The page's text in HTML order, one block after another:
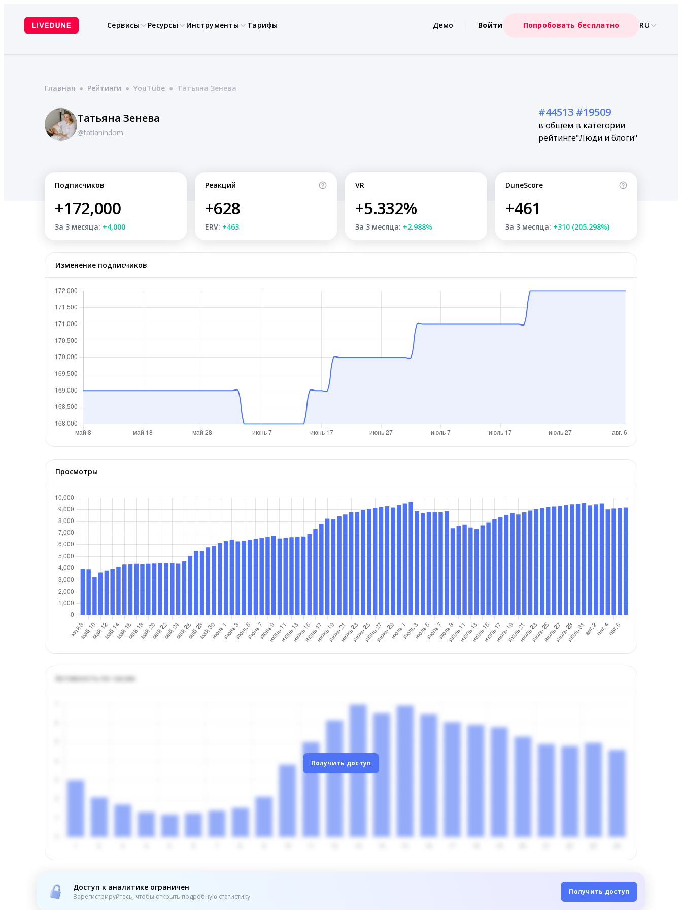
содержимому
Сервисы Ресурсы Инструменты Тарифы Демо Войти Попробовать бесплатно RU
Главная ● Рейтинги ● YouTube ● Татьяна Зенева
Татьяна Зенева
@tatianindom
#44513
в общем
рейтинге
#19509
в категории
"Люди и блоги"
Подписчиков
+172,000
За 3 месяца: +4,000
Реакций
+628
ERV: +463
VR
+5.332%
За 3 месяца: +2.988%
DuneScore
+461
За 3 месяца: +310 (205.298%)
Изменение подписчиков
Просмотры
Активность по часам
Получить доступ
Доступ к аналитике ограничен
Зарегистрируйтесь, чтобы открыть подробную статистику
Получить доступ